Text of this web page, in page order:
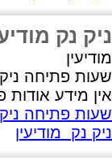
ניק נק
מודיעין
שעות פתיחה ניק
אין מידע אודות
שעות פתיחה ניק
ניק נק מודיעין